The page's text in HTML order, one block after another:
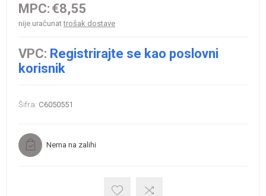
MPC: €8,55
nije uračunattrošak dostave
VPC: Registrirajte se kao poslovni
korisnik
Šifra: C6050551
Nema na zalihi